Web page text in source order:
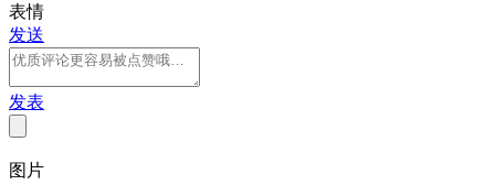
表情
发送
发表
图片